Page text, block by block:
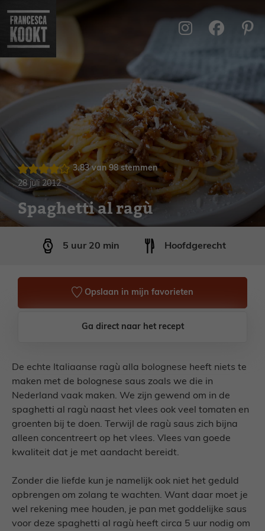
naar
inhoud
28 juli 2012
3.83van98stemmen
Spaghetti al ragù
5 uur
uur 20 minuten
min Hoofdgerecht
Opslaan in mijn favorieten
Ga direct naar het recept
De echte Italiaanse ragù alla bolognese heeft niets te
maken met de bolognese saus zoals we die in
Nederland vaak maken. We zijn gewend om in de
spaghetti al ragù naast het vlees ook veel tomaten en
groenten bij te doen. Terwijl de ragù saus zich bijna
alleen concentreert op het vlees. Vlees van goede
kwaliteit dat je met aandacht bereidt.
Zonder die liefde kun je namelijk ook niet het geduld
opbrengen om zolang te wachten. Want daar moet je
wel rekening mee houden, je pan met goddelijke saus
voor deze spaghetti al ragù heeft circa 5 uur nodig om